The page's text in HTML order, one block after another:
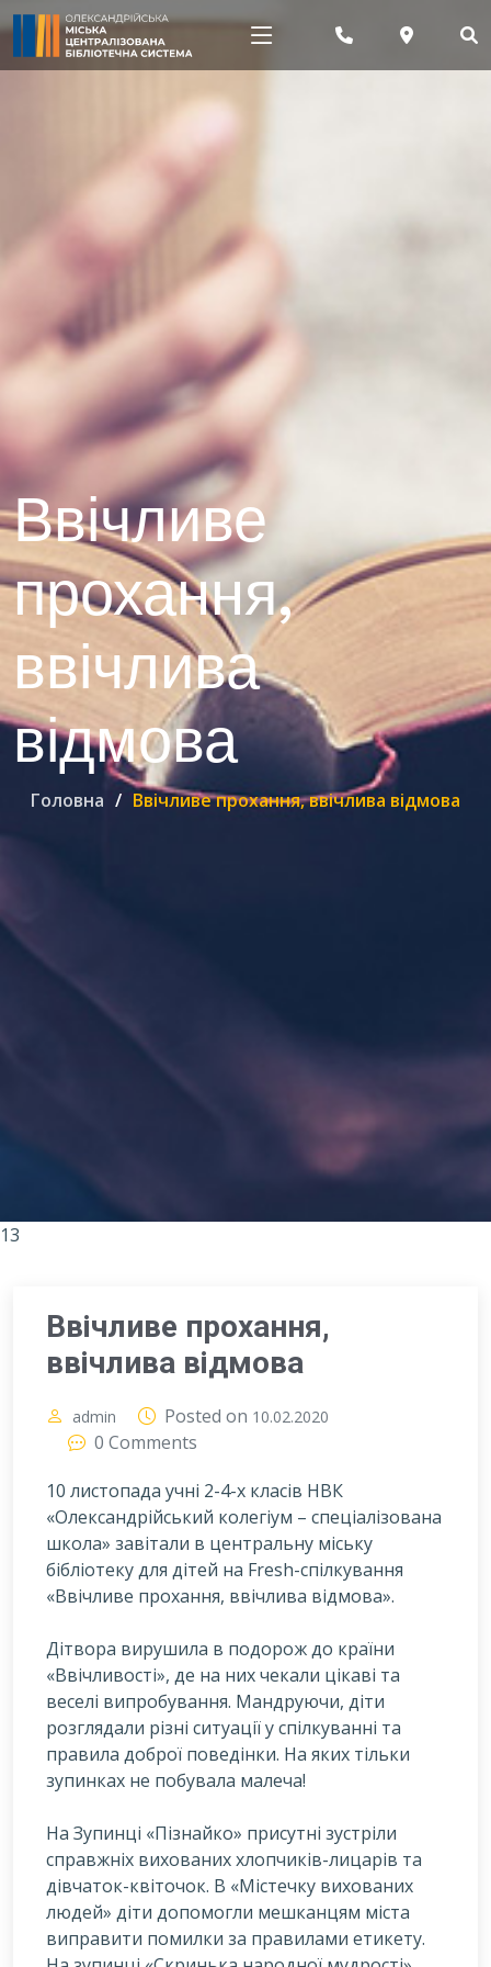
Ввічливе
прохання,
ввічлива
відмова
Головна Ввічливе прохання, ввічлива відмова
13
Ввічливе прохання,
ввічлива відмова
admin Posted on 10.02.2020
0 Comments
10 листопада учні 2-4-х класів НВК
«Олександрійський колегіум – спеціалізована
школа» завітали в центральну міську
бібліотеку для дітей на Fresh-спілкування
«Ввічливе прохання, ввічлива відмова».
Дітвора вирушила в подорож до країни
«Ввічливості», де на них чекали цікаві та
веселі випробування. Мандруючи, діти
розглядали різні ситуації у спілкуванні та
правила доброї поведінки. На яких тільки
зупинках не побувала малеча!
На Зупинці «Пізнайко» присутні зустріли
справжніх вихованих хлопчиків-лицарів та
дівчаток-квіточок. В «Містечку вихованих
людей» діти допомогли мешканцям міста
виправити помилки за правилами етикету.